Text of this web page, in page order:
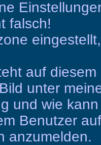
falsch!
auf
unter
und wie
Benutzer
anzumelden.